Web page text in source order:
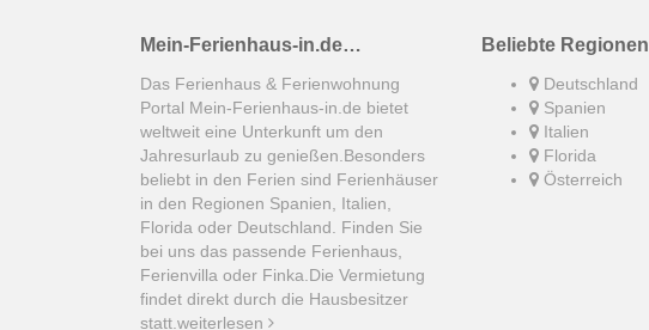
Mein-Ferienhaus-in.de…
Das Ferienhaus & Ferienwohnung
Portal Mein-Ferienhaus-in.de bietet
weltweit eine Unterkunft um den
Jahresurlaub zu genießen.Besonders
beliebt in den Ferien sind Ferienhäuser
in den Regionen Spanien, Italien,
Florida oder Deutschland. Finden Sie
bei uns das passende Ferienhaus,
Ferienvilla oder Finka.Die Vermietung
findet direkt durch die Hausbesitzer
statt. weiterlesen
Beliebte Regionen
Deutschland
Spanien
Italien
Florida
Österreich